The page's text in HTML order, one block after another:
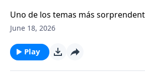
Uno de los temas más
Escritura es este: Dios habita en
Nancy DeMoss Wolgemuth nos lo
episodio de Aviva Nuestros
June 18, 2026
Play